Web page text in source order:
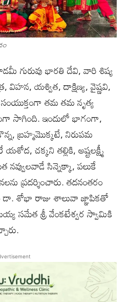
గురువు భారతి దేవి, వారి శిష్య
విహన, యశ్విత, దాక్షిణ్య, వైష్ణవి,
తమ తమ నృత్య
సాగింది. ఇందులో భాగంగా,
బ్రహ్మమొక్కటే, నిరుపమ
చక్కని తల్లికి, అష్టలక్ష్మీ
నవ్వులవాడే సిన్నెక్కా, పలుకే
ప్రదర్శించారు. తదనంతరం
డా. శోభా రాజు శాలువా జ్ఞాపికతో
సమేత శ్రీ వేంకటేశ్వర స్వామికి